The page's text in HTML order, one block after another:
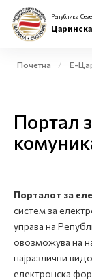
Физички лица
Е-Царина
Контакт
Република
Почетна Е-
Портал
Порталот за
систем за
управа на
овозможува на
најразлични
електронска